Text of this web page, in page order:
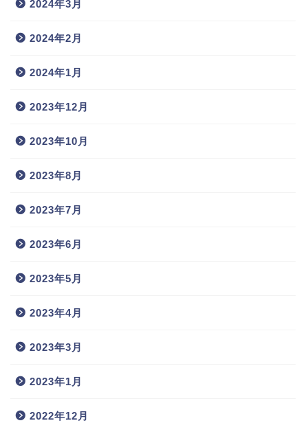
2024年3月
2024年2月
2024年1月
2023年12月
2023年10月
2023年8月
2023年7月
2023年6月
2023年5月
2023年4月
2023年3月
2023年1月
2022年12月